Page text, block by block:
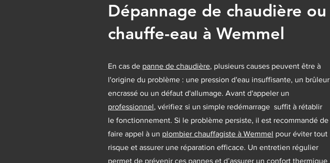
Dépannage de chaudière ou
chauffe-eau à Wemmel
En cas de panne de chaudière, plusieurs causes peuvent être à
l'origine du problème : une pression d'eau insuffisante, un brûleur
encrassé ou un défaut d'allumage. Avant d'appeler un
professionnel, vérifiez si un simple redémarrage suffit à rétablir
le fonctionnement. Si le problème persiste, il est recommandé de
faire appel à un plombier chauffagiste à Wemmel pour éviter tout
risque et assurer une réparation efficace. Un entretien régulier
permet de prévenir ces pannes et d’assurer un confort thermique